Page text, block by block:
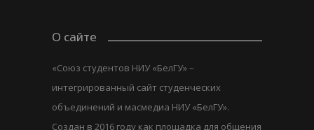
О сайте
«Союз студентов НИУ «БелГУ» –
интегрированный сайт студенческих
объединений и масмедиа НИУ «БелГУ».
Создан в 2016 году как площадка для общения